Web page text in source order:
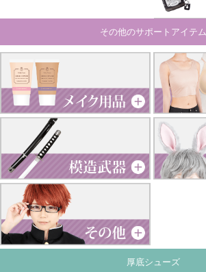
その他のサポートアイテム
厚底シューズ